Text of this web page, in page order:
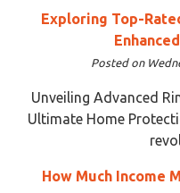
Exploring Top-
Posted on
Unveiling Advanced
Ultimate Home
How Much Income